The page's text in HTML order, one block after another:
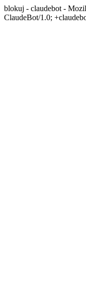
blokuj - claudebot -
ClaudeBot/1.0;